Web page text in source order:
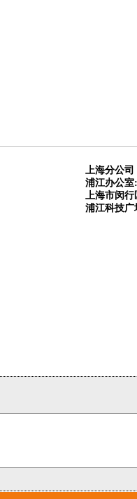
上海分公司
浦江办公室:
上海市闵行
浦江科技广